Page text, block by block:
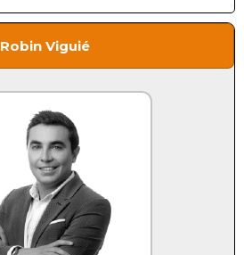
Robin Viguié